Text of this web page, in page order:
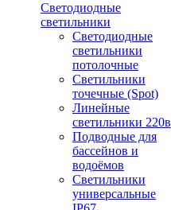
Светодиодные
светильники
Светодиодные
светильники
потолочные
Светильники
точечные (Spot)
Линейные
светильники 220в
Подводные для
бассейнов и
водоёмов
Светильники
универсальные